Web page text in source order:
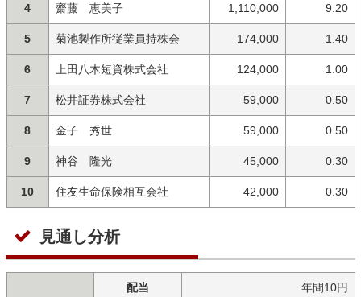
4 齋藤 恵美子 1,110,000 9.20
5 菊池製作所従業員持株会 174,000 1.40
6 上田八木短資株式会社 124,000 1.00
7 松井証券株式会社 59,000 0.50
8 金子 秀世 59,000 0.50
9 神谷 隆光 45,000 0.30
10 住友生命保険相互会社 42,000 0.30
見通し分析
配当 年間10円